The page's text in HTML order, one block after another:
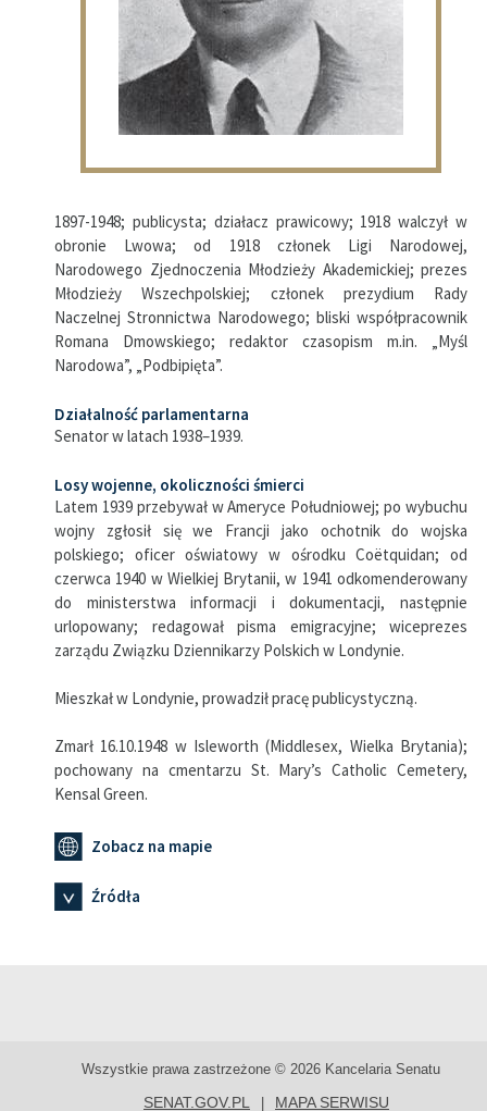
1897-1948; publicysta; działacz prawicowy; 1918 walczył w
obronie Lwowa; od 1918 członek Ligi Narodowej,
Narodowego Zjednoczenia Młodzieży Akademickiej; prezes
Młodzieży Wszechpolskiej; członek prezydium Rady
Naczelnej Stronnictwa Narodowego; bliski współpracownik
Romana Dmowskiego; redaktor czasopism m.in. „Myśl
Narodowa”, „Podbipięta”.
Działalność parlamentarna
Senator w latach 1938–1939.
Losy wojenne, okoliczności śmierci
Latem 1939 przebywał w Ameryce Południowej; po wybuchu
wojny zgłosił się we Francji jako ochotnik do wojska
polskiego; oficer oświatowy w ośrodku Coëtquidan; od
czerwca 1940 w Wielkiej Brytanii, w 1941 odkomenderowany
do ministerstwa informacji i dokumentacji, następnie
urlopowany; redagował pisma emigracyjne; wiceprezes
zarządu Związku Dziennikarzy Polskich w Londynie.
Mieszkał w Londynie, prowadził pracę publicystyczną.
Zmarł 16.10.1948 w Isleworth (Middlesex, Wielka Brytania);
pochowany na cmentarzu St. Mary’s Catholic Cemetery,
Kensal Green.
Zobacz na mapie
Źródła
Wszystkie prawa zastrzeżone © 2026 Kancelaria Senatu
SENAT.GOV.PL MAPA SERWISU